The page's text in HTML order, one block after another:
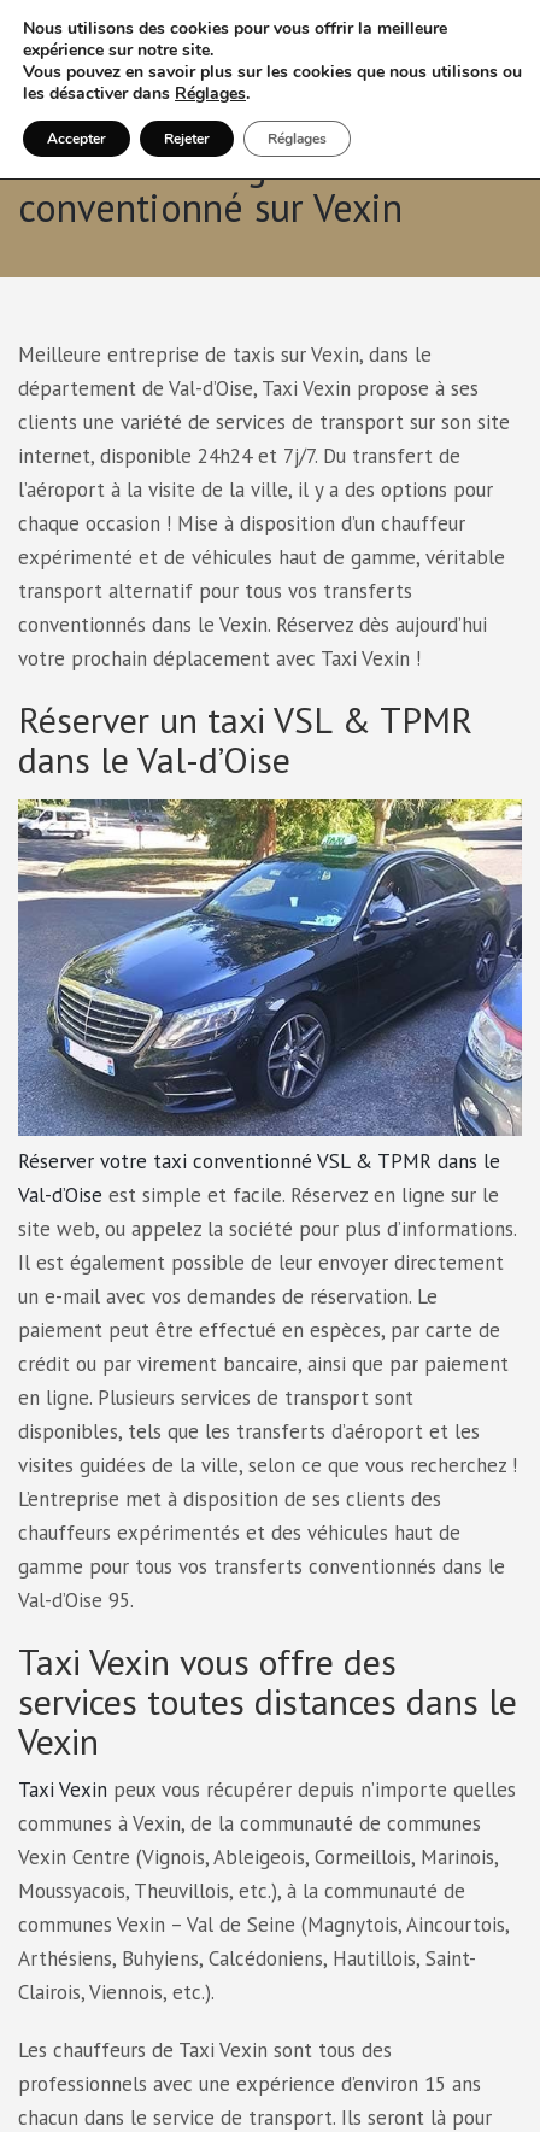
Réserver en ligne un taxi VSL
conventionné sur Vexin
Meilleure entreprise de taxis sur Vexin, dans le
département de Val-d’Oise, Taxi Vexin propose à ses
clients une variété de services de transport sur son site
internet, disponible 24h24 et 7j/7. Du transfert de
l’aéroport à la visite de la ville, il y a des options pour
chaque occasion ! Mise à disposition d’un chauffeur
expérimenté et de véhicules haut de gamme, véritable
transport alternatif pour tous vos transferts
conventionnés dans le Vexin. Réservez dès aujourd’hui
votre prochain déplacement avec Taxi Vexin !
Réserver un taxi VSL & TPMR
dans le Val-d’Oise
Réserver votre taxi conventionné VSL & TPMR dans le
Val-d’Oise est simple et facile. Réservez en ligne sur le
site web, ou appelez la société pour plus d’informations.
Il est également possible de leur envoyer directement
un e-mail avec vos demandes de réservation. Le
paiement peut être effectué en espèces, par carte de
crédit ou par virement bancaire, ainsi que par paiement
en ligne. Plusieurs services de transport sont
disponibles, tels que les transferts d’aéroport et les
visites guidées de la ville, selon ce que vous recherchez !
L’entreprise met à disposition de ses clients des
chauffeurs expérimentés et des véhicules haut de
gamme pour tous vos transferts conventionnés dans le
Val-d’Oise 95.
Taxi Vexin vous offre des
services toutes distances dans le
Vexin
Taxi Vexin peux vous récupérer depuis n’importe quelles
communes à Vexin, de la communauté de communes
Vexin Centre (Vignois, Ableigeois, Cormeillois, Marinois,
Moussyacois, Theuvillois, etc.), à la communauté de
communes Vexin – Val de Seine (Magnytois, Aincourtois,
Arthésiens, Buhyiens, Calcédoniens, Hautillois, Saint-
Clairois, Viennois, etc.).
Les chauffeurs de Taxi Vexin sont tous des
professionnels avec une expérience d’environ 15 ans
chacun dans le service de transport. Ils seront là pour
Nous utilisons des cookies pour vous offrir la meilleure
expérience sur notre site.
Vous pouvez en savoir plus sur les cookies que nous utilisons ou
les désactiver dans Réglages.
Accepter Rejeter Réglages